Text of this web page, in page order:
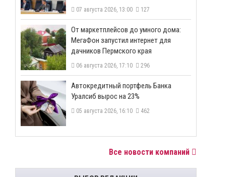
07 августа 2026, 13:00 127
От маркетплейсов до умного дома:
МегаФон запустил интернет для
дачников Пермского края
06 августа 2026, 17:10 296
​Автокредитный портфель Банка
Уралсиб вырос на 23%
05 августа 2026, 16:10 462
Все новости компаний